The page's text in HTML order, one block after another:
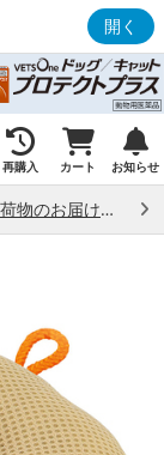
開く
再購入 カート お知らせ
熊本県熊本地方で発生した地震によるお荷物のお届け状況について （7/28）